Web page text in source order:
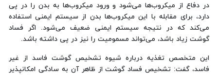
در دفاع از میکروب‌ها می‌شود و ورود میکروب‌ها به بدن را در پی
دارد، برای مقابله با این میکروب‌ها بدن از سیستم ایمنی استفاده
می‌کند که در نتیجه سیستم ایمنی ضعیف می‌شود. اگر فساد
گوشت زیاد باشد، می‌تواند مسمومیت را نیز در پی داشته باشد.
این متخصص تغذیه درباره شیوه تشخیص گوشت فاسد از غیر
فاسد، گفت: تشخیص فساد گوشت از ظاهر آن به سادگی امکانپذیر